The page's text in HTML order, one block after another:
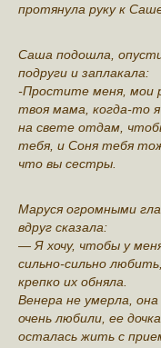
протянула руку к
Саша подошла,
подруги и заплакала:
-Простите меня, мои
твоя мама, когда-то
на свете отдам,
тебя, и Соня тебя
что вы сестры.
Маруся огромными
вдруг сказала:
— Я хочу, чтобы у
сильно-сильно
крепко их обняла.
Венера не умерла,
очень любили, ее
осталась жить с